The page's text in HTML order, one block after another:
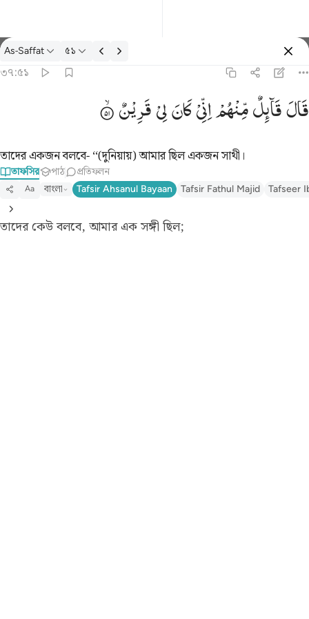
তাফসির: As-Saffat ৩৭:৫১
As-Saffat ৫১
৩৭:৫১
قال قايل منهم اني كان لي قرين ٥١
قَالَ قَآئِلٌۭ مِّنْهُمْ إِنِّى كَانَ لِى قَرِينٌۭ ٥١
قَالَقَآىِٕلٌمِّنْهُمْاِنِّیْكَانَلِیْقَرِیْنٌ
তাদের একজন বলবে- ‘‘(দুনিয়ায়) আমার ছিল একজন সাথী।
তাফসির পাঠ প্রতিফলন
Aa বাংলা Tafsir Ahsanul Bayaan Tafsir Fathul Majid Tafseer
তাদের কেউ বলবে, আমার এক সঙ্গী ছিল;